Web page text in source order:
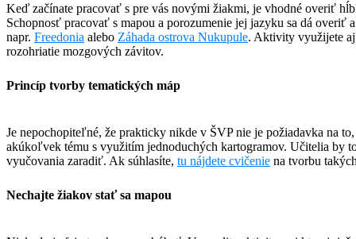
Keď začínate pracovať s pre vás novými žiakmi, je vhodné overiť
Schopnosť pracovať s mapou a porozumenie jej jazyku sa dá overiť
napr. Freedonia alebo Záhada ostrova Nukupule. Aktivity využijete aj
rozohriatie mozgových závitov.
Princíp tvorby tematických máp
Je nepochopiteľné, že prakticky nikde v ŠVP nie je požiadavka na
akúkoľvek tému s využitím jednoduchých kartogramov. Učitelia by
vyučovania zaradiť. Ak súhlasíte, tu nájdete cvičenie na tvorbu
Nechajte žiakov stať sa mapou